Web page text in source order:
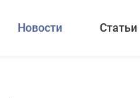
Новости Статьи